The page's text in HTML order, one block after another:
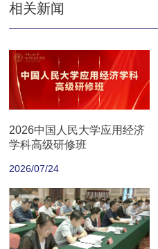
相关新闻
2026中国人民大学应用经济
学科高级研修班
2026/07/24